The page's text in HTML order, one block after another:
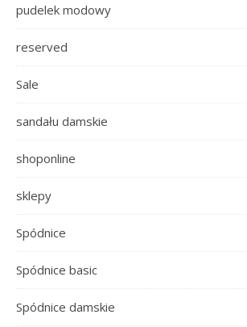
pudelek modowy
reserved
Sale
sandału damskie
shoponline
sklepy
Spódnice
Spódnice basic
Spódnice damskie